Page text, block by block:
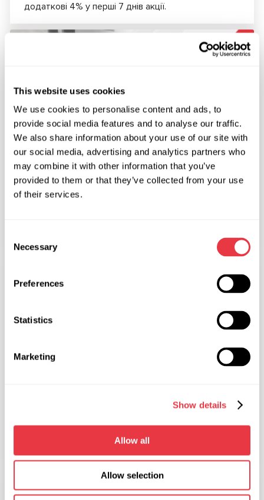
This website uses cookies
We use cookies to personalise content and ads, to
provide social media features and to analyse our traffic.
We also share information about your use of our site with
our social media, advertising and analytics partners who
may combine it with other information that you’ve
provided to them or that they’ve collected from your use
of their services.
Selection
Necessary
Preferences
Statistics
Marketing
Show details
Allow all
Allow selection
додаткові 4% у перші 7 днів акції.
28.01.2026
Задні рульові рейки: конструкція, принцип
роботи та діагностика
У статті пояснюється, що таке задні рульові
рейки, як працює система підрулювання задніми
MSG Equipment на міжнародних виставках
У 2026 році MSG Equipment буде представлено
зустріч у різних країнах світу.